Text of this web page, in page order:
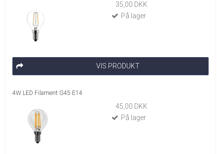
35,00 DKK
På lager
VIS PRODUKT
4W LED Filament G45 E14
45,00 DKK
På lager